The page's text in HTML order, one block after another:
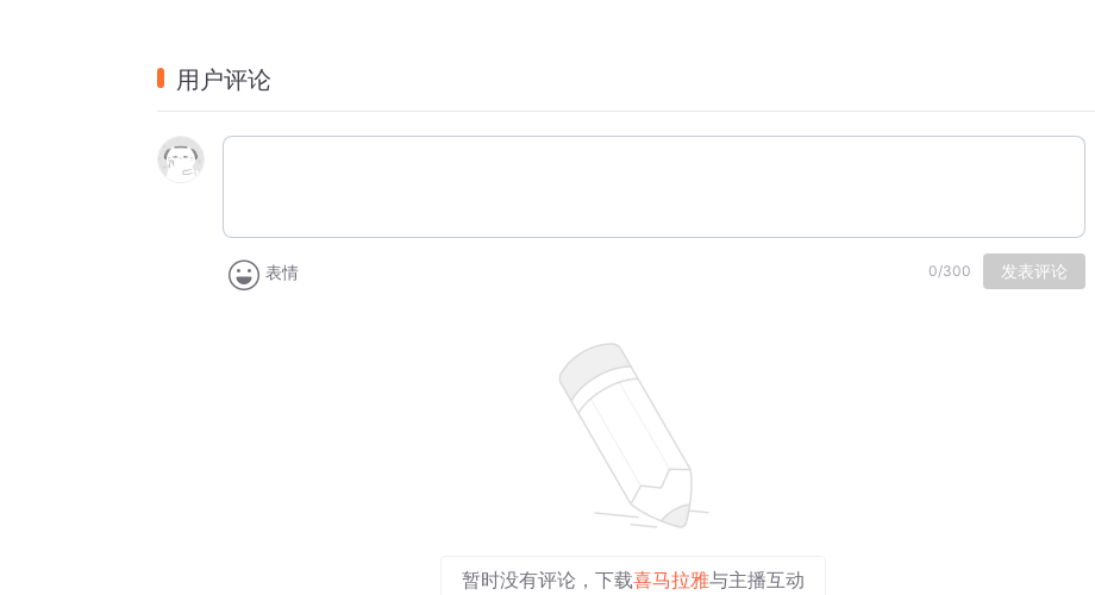
9 玄奘取经 —— 云山瀚海八万里
1 盘古开天地 —— 浩浩宇宙阔，煌煌万古功
2 女娲补天 —— 天崩地裂时，救我华夏民
5 三皇五帝(下) —— 仰人文始祖，瞻万世楷模
6 大禹治水 —— 沧海横流激，神州出圣贤
7 精卫填海 —— 世代衔木石，不信海难平
用户评论
表情 0/300 发表评论
暂时没有评论，下载喜马拉雅与主播互动